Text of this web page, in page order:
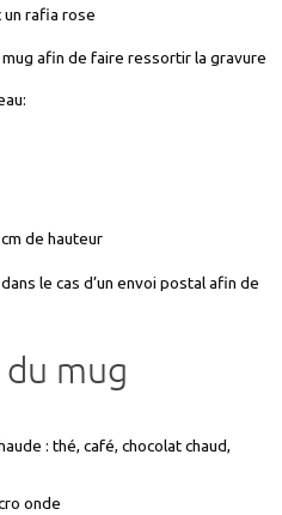
rafia rose
afin de faire ressortir la gravure
de hauteur
le cas d’un envoi postal afin de
mug
: thé, café, chocolat chaud,
onde